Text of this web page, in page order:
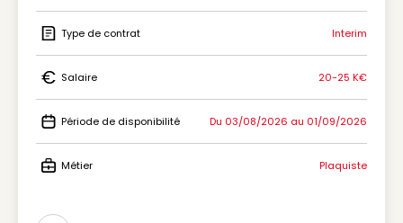
Icon Lieu de la mission
Icon Type de contrat
Type de contrat Interim
Icon Salaire
Salaire 20-25 K€
Icon Période de disponibilité
Période de disponibilité Du 03/08/2026 au 01/09/2026
Métier Plaquiste